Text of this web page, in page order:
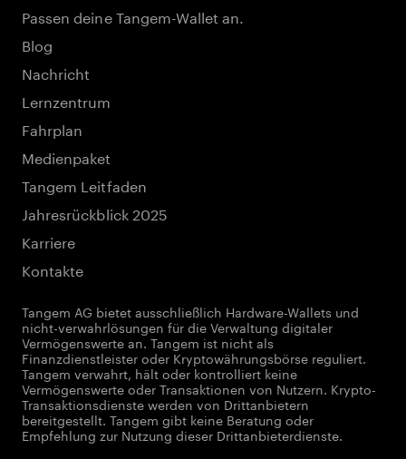
Passen deine Tangem-Wallet an.
Blog
Nachricht
Lernzentrum
Fahrplan
Medienpaket
Tangem Leitfaden
Jahresrückblick 2025
Karriere
Kontakte
Tangem AG bietet ausschließlich Hardware-Wallets und
nicht-verwahrlösungen für die Verwaltung digitaler
Vermögenswerte an. Tangem ist nicht als
Finanzdienstleister oder Kryptowährungsbörse reguliert.
Tangem verwahrt, hält oder kontrolliert keine
Vermögenswerte oder Transaktionen von Nutzern. Krypto-
Transaktionsdienste werden von Drittanbietern
bereitgestellt. Tangem gibt keine Beratung oder
Empfehlung zur Nutzung dieser Drittanbieterdienste.